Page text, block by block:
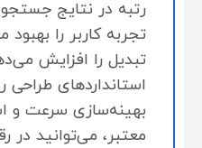
رتبه در نتایج
تجربه کاربر را
تبدیل را افزایش
استانداردهای طراحی
بهینه‌سازی سرعت و
معتبر، می‌توانید در